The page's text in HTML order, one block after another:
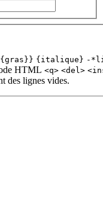
{italique} -
HTML <q> <del>
des lignes vides.